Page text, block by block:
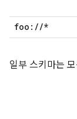
foo: //*
일부 스키마는